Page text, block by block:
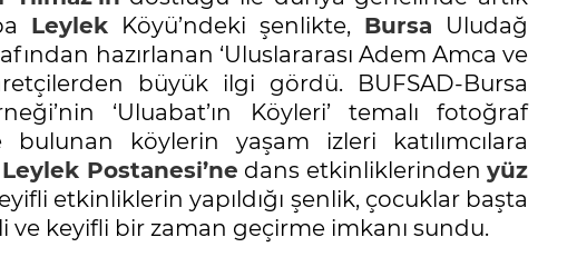
Leylek Köyü’ndeki şenlikte, Bursa Uludağ
hazırlanan ‘Uluslararası Adem Amca ve
büyük ilgi gördü. BUFSAD-Bursa
‘Uluabat’ın Köyleri’ temalı fotoğraf
bulunan köylerin yaşam izleri katılımcılara
Leylek Postanesi’ne dans etkinliklerinden yüz
etkinliklerin yapıldığı şenlik, çocuklar başta
keyifli bir zaman geçirme imkanı sundu.